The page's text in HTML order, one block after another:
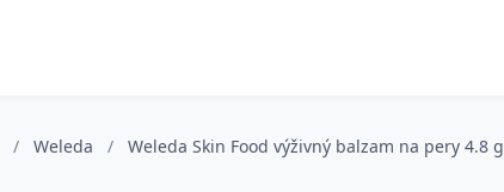
/ Weleda / Weleda Skin Food výživný balzam na pery 4.8 g